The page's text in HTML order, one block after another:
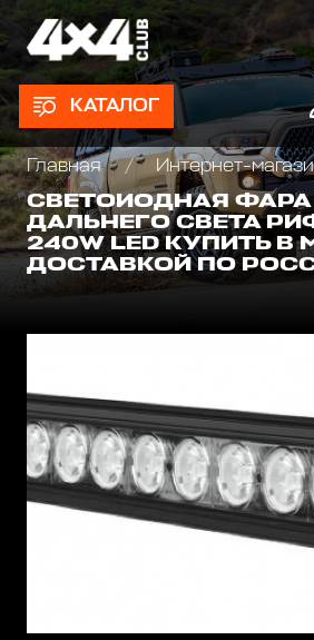
КАТАЛОГ
Главная Интернет-
СВЕТОИОДНАЯ ФАРА
ДАЛЬНЕГО СВЕТА
240W LED КУПИТЬ В
ДОСТАВКОЙ ПО